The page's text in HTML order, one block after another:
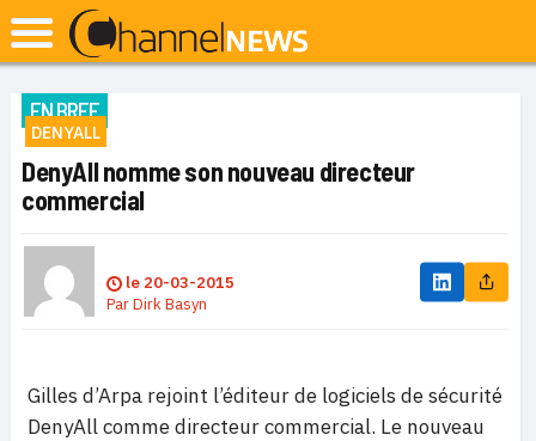
EN BREF
DENYALL
DenyAll nomme son nouveau directeur
commercial
le 20-03-2015
ParDirk Basyn
Gilles d’Arpa rejoint l’éditeur de logiciels de sécurité
DenyAll comme directeur commercial. Le nouveau